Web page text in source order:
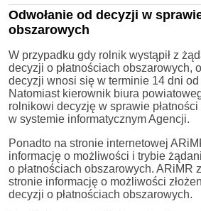
Odwołanie od decyzji w
obszarowych
W przypadku gdy rolnik wystąpił z
decyzji o płatnościach obszarowych,
decyzji wnosi się w terminie 14 dni
Natomiast kierownik biura
rolnikowi decyzję w sprawie
w systemie informatycznym Agencji.
Ponadto na stronie internetowej
informację o możliwości i trybie
o płatnościach obszarowych. ARiMR
stronie informację o możliwości
decyzji o płatnościach obszarowych.